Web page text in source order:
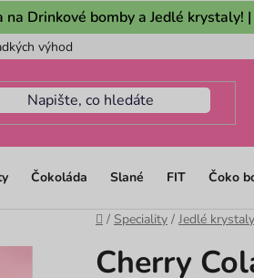
Drinkové bomby a Jedlé krystaly! |
výhod Mám
Čokoláda Slané FIT Čoko
Domů
/ Speciality / Jedlé krystaly
Cherry